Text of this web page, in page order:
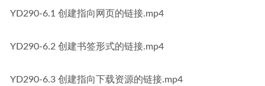
YD290-6.1 创建指向网页的链接.mp4
YD290-6.2 创建书签形式的链接.mp4
YD290-6.3 创建指向下载资源的链接.mp4